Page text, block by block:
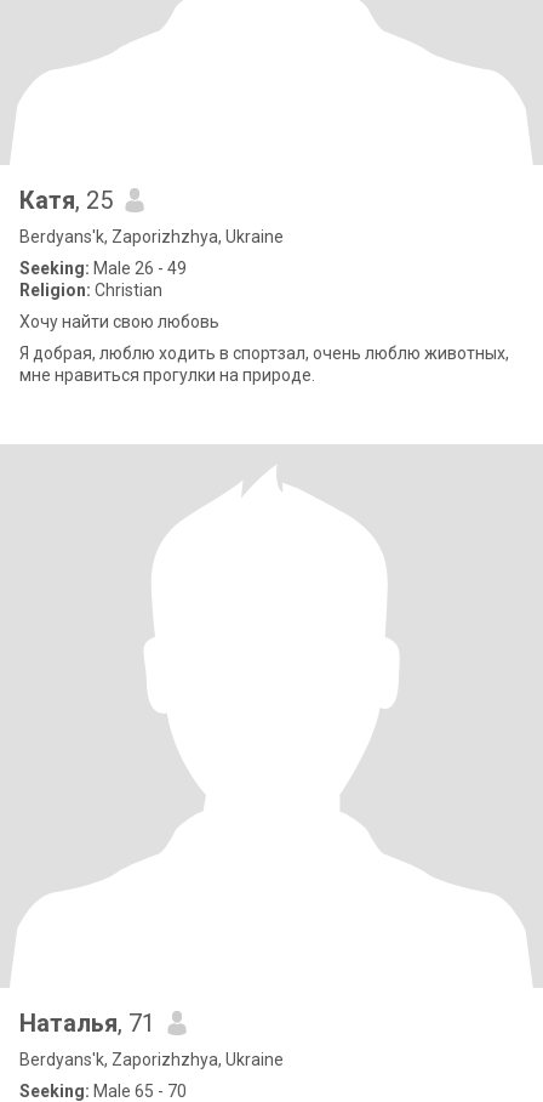
Катя, 25
Berdyans'k, Zaporizhzhya, Ukraine
Seeking: Male 26 - 49
Religion: Christian
Хочу найти свою любовь
Я добрая, люблю ходить в спортзал, очень люблю животных,
мне нравиться прогулки на природе.
Наталья, 71
Berdyans'k, Zaporizhzhya, Ukraine
Seeking: Male 65 - 70